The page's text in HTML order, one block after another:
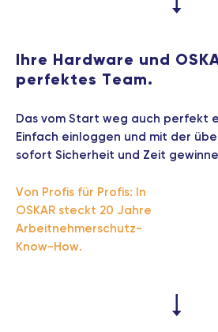
Ihre Hardware und
perfektes Team.
Das vom Start weg auch perfekt
Einfach einloggen und mit der
sofort Sicherheit und Zeit
Von Profis für Profis: In
OSKAR steckt 20 Jahre
Arbeitnehmerschutz-
Know-How.